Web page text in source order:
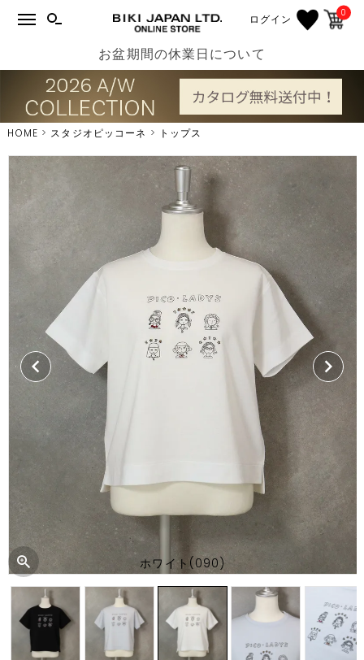
ログイン 0
お盆期間の休業日について
HOME スタジオピッコーネ トップス
ホワイト(090)